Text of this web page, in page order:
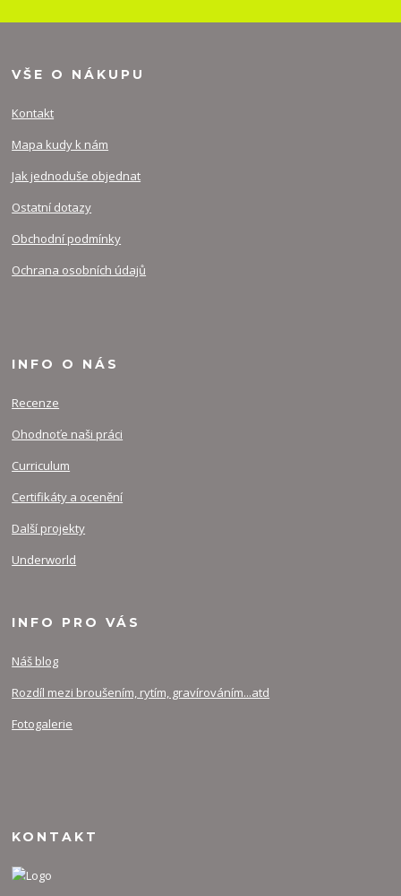
VŠE O NÁKUPU
Kontakt
Mapa kudy k nám
Jak jednoduše objednat
Ostatní dotazy
Obchodní podmínky
Ochrana osobních údajů
INFO O NÁS
Recenze
Ohodnoťe naši práci
Curriculum
Certifikáty a ocenění
Další projekty
Underworld
INFO PRO VÁS
Náš blog
Rozdíl mezi broušením, rytím, gravírováním...atd
Fotogalerie
KONTAKT